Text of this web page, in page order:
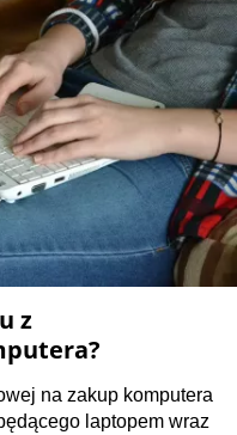
z
na zakup komputera
laptopem wraz